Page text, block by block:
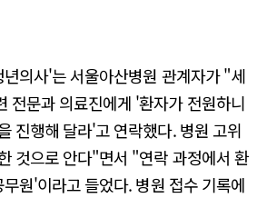
의사'는 서울아산병원 관계자가 "세
전문과 의료진에게 '환자가 전원하니
진행해 달라'고 연락했다. 병원 고위
것으로 안다"면서 "연락 과정에서 환
원'이라고 들었다. 병원 접수 기록에